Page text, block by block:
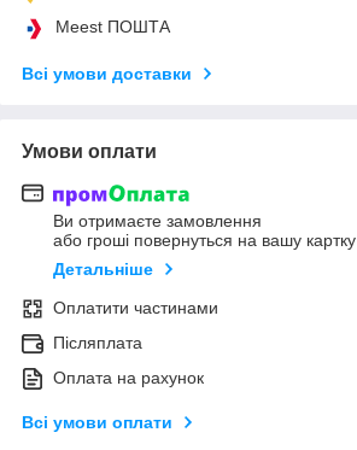
Meest ПОШТА
Всі умови доставки
Умови оплати
Ви отримаєте замовлення
або гроші повернуться на вашу картку
Детальніше
Оплатити частинами
Післяплата
Оплата на рахунок
Всі умови оплати